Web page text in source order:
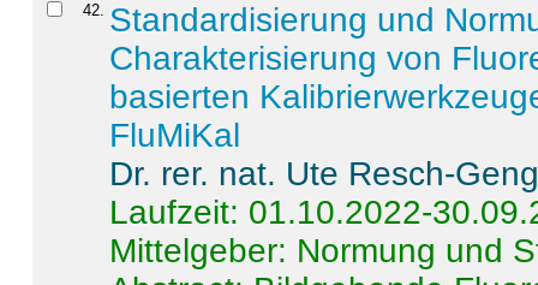
42. Standardisierung und
Charakterisierung von
basierten
FluMiKal
Dr. rer. nat. Ute Resch-
Laufzeit: 01.10.2022-
Mittelgeber: Normung und